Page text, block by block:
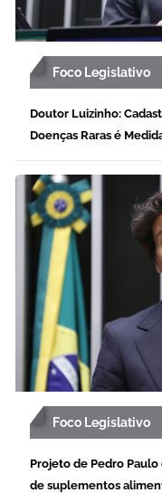
Foco Legislativo
Doutor Luizinho:
Doenças Raras é
Foco Legislativo
Projeto de Pedro
de suplementos